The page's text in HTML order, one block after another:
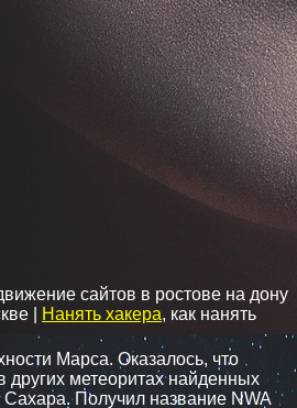
сайтов в ростове на дону
| Нанять хакера, как нанять
Марса. Оказалось, что
метеоритах найденных
Получил название NWA